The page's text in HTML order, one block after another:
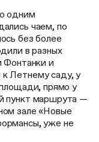
одним
чаем, по
без более
в разных
Фонтанки и
Летнему саду, у
прямо у
пункт маршрута —
зале «Новые
уже не